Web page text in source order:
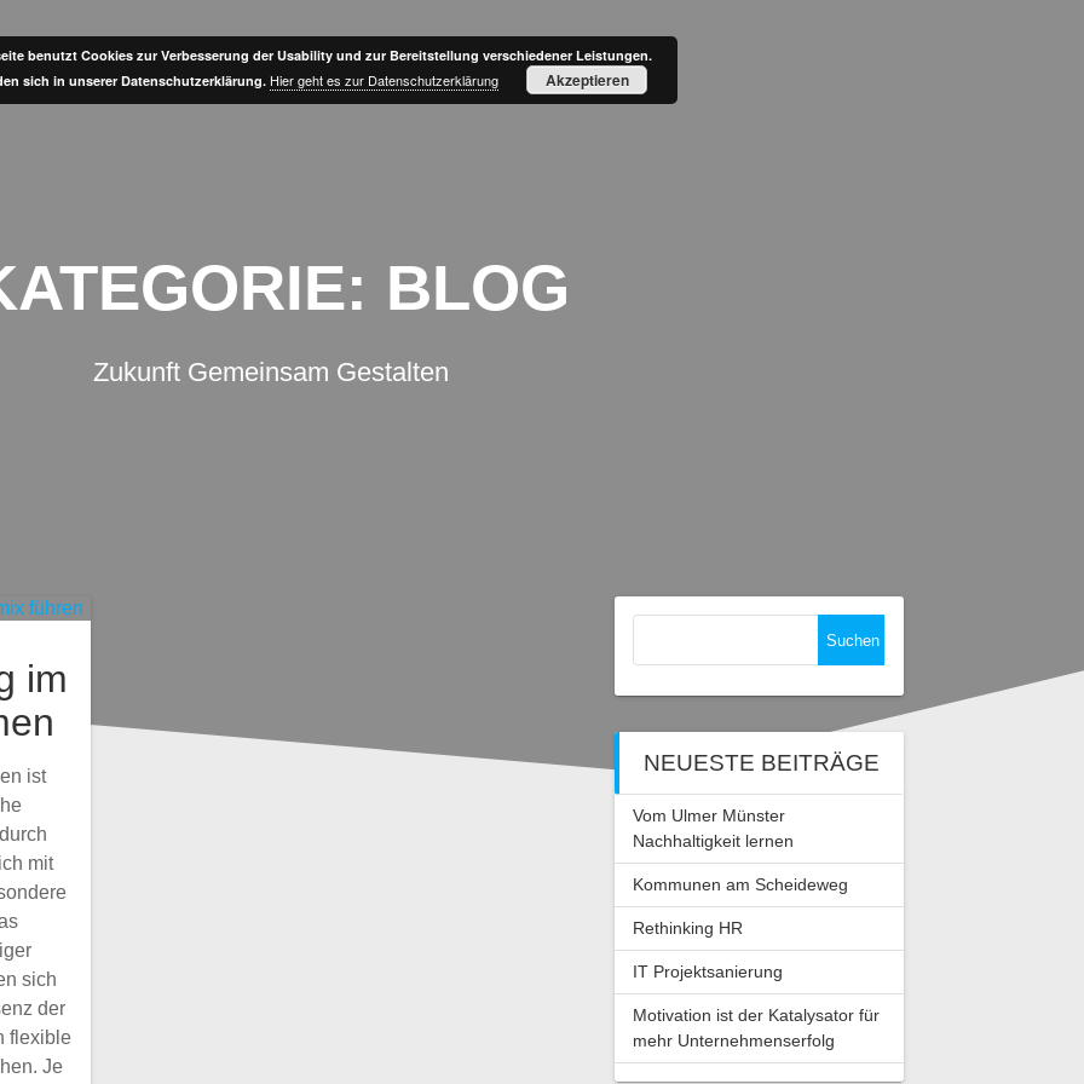
BLOG
Zukunft Gemeinsam Gestalten
im
ist
mit
sich
der
flexible
Je
NEUESTE BEITRÄGE
Vom Ulmer Münster
Nachhaltigkeit lernen
Kommunen am Scheideweg
Rethinking HR
IT Projektsanierung
Motivation ist der Katalysator für
mehr Unternehmenserfolg
benutzt Cookies zur Verbesserung der Usability und zur Bereitstellung verschiedener Leistungen.
sich in unserer Datenschutzerklärung. Hier geht es zur Datenschutzerklärung Akzeptieren